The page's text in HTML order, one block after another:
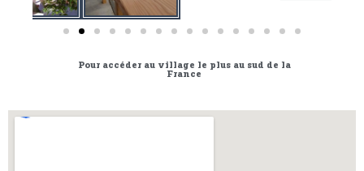
Pour accéder au village le plus au sud de la
France